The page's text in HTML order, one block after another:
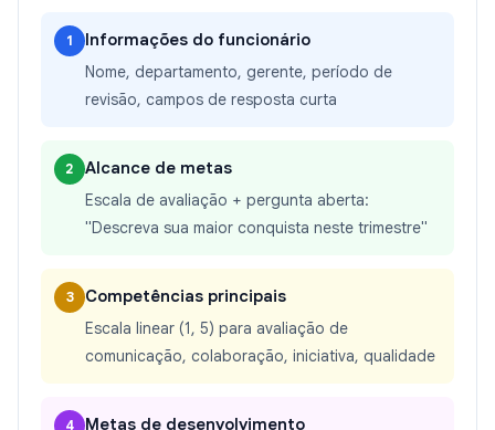
1
Informações do funcionário
Nome, departamento, gerente, período de
revisão, campos de resposta curta
2
Alcance de metas
Escala de avaliação + pergunta aberta:
"Descreva sua maior conquista neste trimestre"
3
Competências principais
Escala linear (1, 5) para avaliação de
comunicação, colaboração, iniciativa, qualidade
4
Metas de desenvolvimento